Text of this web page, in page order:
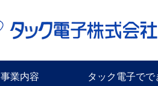
事業内容 タック電子でで